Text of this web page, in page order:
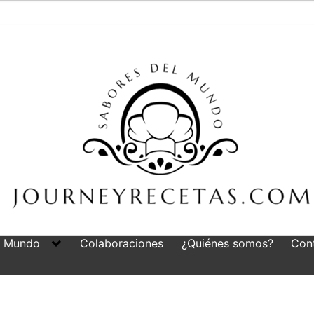
Mundo Colaboraciones ¿Quiénes somos?